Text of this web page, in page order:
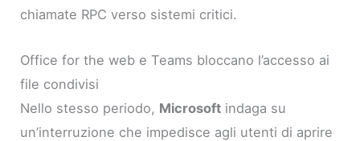
chiamate RPC verso sistemi critici.
Office for the web e Teams bloccano l’accesso ai
file condivisi
Nello stesso periodo, Microsoft indaga su
un’interruzione che impedisce agli utenti di aprire